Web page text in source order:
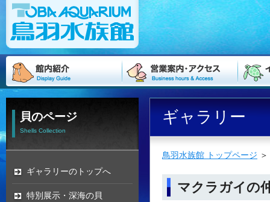
ギャラリー
鳥羽水族館 トップページ ＞
マクラガイの
貝のページ
Shells Collection
ギャラリーのトップへ
特別展示・深海の貝